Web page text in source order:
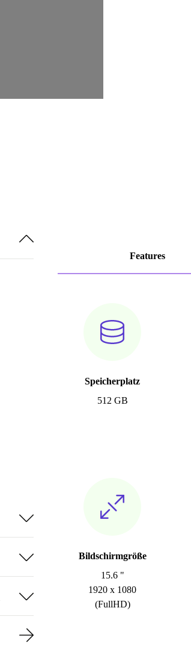
Features
Speicherplatz
512 GB
Bildschirmgröße
15.6 "
1920 x 1080
(FullHD)